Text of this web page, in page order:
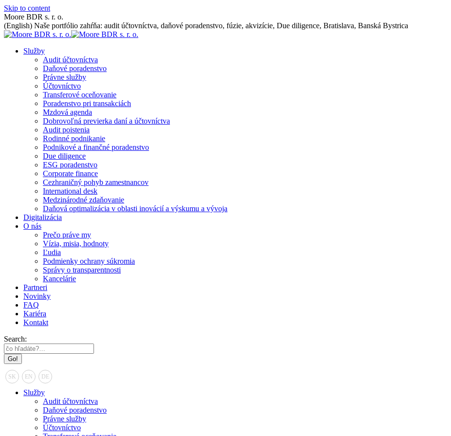
Skip to content
Moore BDR s. r. o.
(English) Naše portfólio zahŕňa: audit účtovníctva, daňové poradenstvo, fúzie, akvizície, Due diligence, Bratislava, Banská Bystrica
Služby
Audit účtovníctva
Daňové poradenstvo
Právne služby
Účtovníctvo
Transferové oceňovanie
Poradenstvo pri transakciách
Mzdová agenda
Dobrovoľná previerka daní a účtovníctva
Audit poistenia
Rodinné podnikanie
Podnikové a finančné poradenstvo
Due diligence
ESG poradenstvo
Corporate finance
Cezhraničný pohyb zamestnancov
International desk
Medzinárodné zdaňovanie
Daňová optimalizácia v oblasti inovácií a výskumu a vývoja
Digitalizácia
O nás
Prečo práve my
Vízia, misia, hodnoty
Ľudia
Podmienky ochrany súkromia
Správy o transparentnosti
Kancelárie
Partneri
Novinky
FAQ
Kariéra
Kontakt
Search:
SK EN DE
Služby
Audit účtovníctva
Daňové poradenstvo
Právne služby
Účtovníctvo